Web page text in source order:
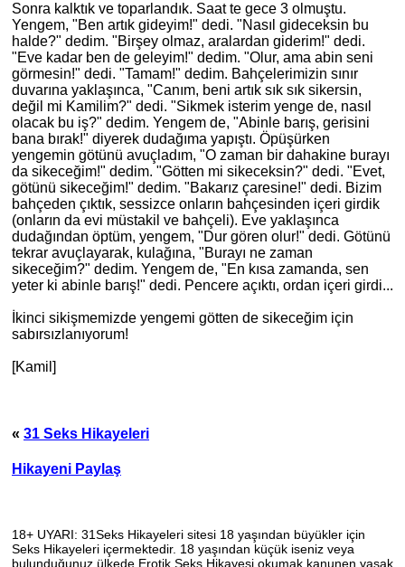
Sonra kalktık ve toparlandık. Saat te gece 3 olmuştu.
Yengem, "Ben artık gideyim!" dedi. "Nasıl gideceksin bu
halde?" dedim. "Birşey olmaz, aralardan giderim!" dedi.
"Eve kadar ben de geleyim!" dedim. "Olur, ama abin seni
görmesin!" dedi. "Tamam!" dedim. Bahçelerimizin sınır
duvarına yaklaşınca, "Canım, beni artık sık sık sikersin,
değil mi Kamilim?" dedi. "Sikmek isterim yenge de, nasıl
olacak bu iş?" dedim. Yengem de, "Abinle barış, gerisini
bana bırak!" diyerek dudağıma yapıştı. Öpüşürken
yengemin götünü avuçladım, "O zaman bir dahakine burayı
da sikeceğim!" dedim. "Götten mi sikeceksin?" dedi. "Evet,
götünü sikeceğim!" dedim. "Bakarız çaresine!" dedi. Bizim
bahçeden çıktık, sessizce onların bahçesinden içeri girdik
(onların da evi müstakil ve bahçeli). Eve yaklaşınca
dudağından öptüm, yengem, "Dur gören olur!" dedi. Götünü
tekrar avuçlayarak, kulağına, "Burayı ne zaman
sikeceğim?" dedim. Yengem de, "En kısa zamanda, sen
yeter ki abinle barış!" dedi. Pencere açıktı, ordan içeri girdi...
İkinci sikişmemizde yengemi götten de sikeceğim için
sabırsızlanıyorum!
[Kamil]
« 31 Seks Hikayeleri
Hikayeni Paylaş
18+ UYARI: 31Seks Hikayeleri sitesi 18 yaşından büyükler için
Seks Hikayeleri içermektedir. 18 yaşından küçük iseniz veya
bulunduğunuz ülkede Erotik Seks Hikayesi okumak kanunen yasak